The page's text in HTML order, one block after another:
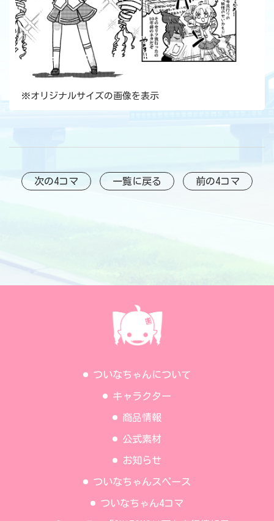
※オリジナルサイズの画像を表示
前の4コマ
次の4コマ 一覧に戻る
ついなちゃんについて
キャラクター
商品情報
公式素材
お知らせ
ついなちゃんスペース
ついなちゃん4コマ